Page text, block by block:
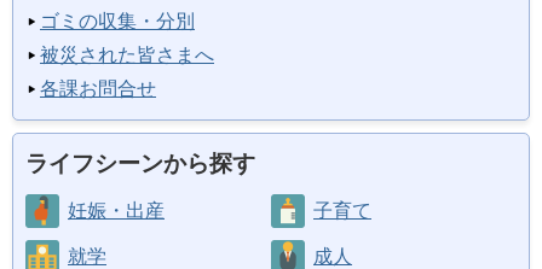
ゴミの収集・分別
被災された皆さまへ
各課お問合せ
ライフシーンから探す
妊娠・出産 子育て
就学 成人